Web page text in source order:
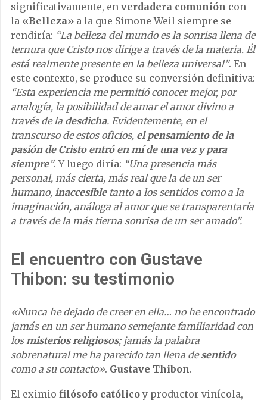
significativamente, en verdadera comunión con
la «Belleza» a la que Simone Weil siempre se
rendiría: “La belleza del mundo es la sonrisa llena de
ternura que Cristo nos dirige a través de la materia. Él
está realmente presente en la belleza universal”. En
este contexto, se produce su conversión definitiva:
“Esta experiencia me permitió conocer mejor, por
analogía, la posibilidad de amar el amor divino a
través de la desdicha. Evidentemente, en el
transcurso de estos oficios, el pensamiento de la
pasión de Cristo entró en mí de una vez y para
siempre”. Y luego diría: “Una presencia más
personal, más cierta, más real que la de un ser
humano, inaccesible tanto a los sentidos como a la
imaginación, análoga al amor que se transparentaría
a través de la más tierna sonrisa de un ser amado”.
El encuentro con Gustave
Thibon: su testimonio
«Nunca he dejado de creer en ella… no he encontrado
jamás en un ser humano semejante familiaridad con
losmisterios religiosos; jamás la palabra
sobrenatural me ha parecido tan llena desentido
como a su contacto». Gustave Thibon.
El eximio filósofo católicoy productor vinícola,